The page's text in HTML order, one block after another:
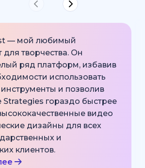
— мой любимый
для творчества. Он
ряд платформ, избавив
использовать
и позволив
Strategies гораздо быстрее
видео
дизайны для всех
и
клиентов.